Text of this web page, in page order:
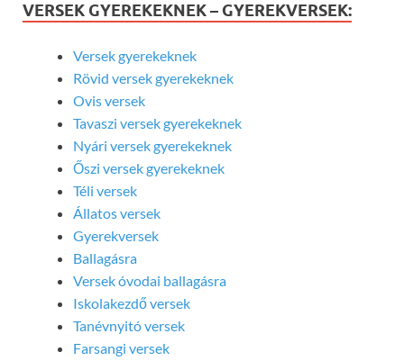
VERSEK GYEREKEKNEK – GYEREKVERSEK:
Versek gyerekeknek
Rövid versek gyerekeknek
Ovis versek
Tavaszi versek gyerekeknek
Nyári versek gyerekeknek
Őszi versek gyerekeknek
Téli versek
Állatos versek
Gyerekversek
Ballagásra
Versek óvodai ballagásra
Iskolakezdő versek
Tanévnyitó versek
Farsangi versek